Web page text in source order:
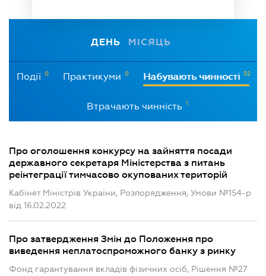
ДЕНЬ МІСЯЦЬ
Події 0 Практикуми 0 Набувають чинності 32
Втрачають чинність 1
Про оголошення конкурсу на зайняття посади
державного секретаря Міністерства з питань
реінтеграції тимчасово окупованих територій
Кабінет Міністрів України, Розпорядження, Умови №154-р
від 16.02.2022
Про затвердження Змін до Положення про
виведення неплатоспроможного банку з ринку
Фонд гарантування вкладів фізичних осіб, Рішення №27